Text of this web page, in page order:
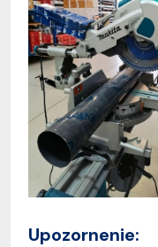
Upozornenie: